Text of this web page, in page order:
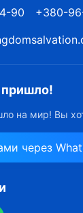
90
+380-
на мир! Вы
через